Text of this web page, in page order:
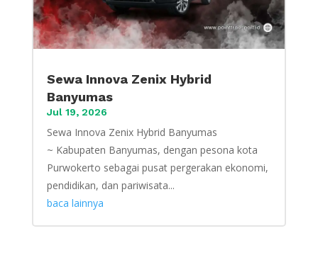
Sewa Innova Zenix Hybrid
Banyumas
Jul 19, 2026
Sewa Innova Zenix Hybrid Banyumas
~ Kabupaten Banyumas, dengan pesona kota
Purwokerto sebagai pusat pergerakan ekonomi,
pendidikan, dan pariwisata...
baca lainnya